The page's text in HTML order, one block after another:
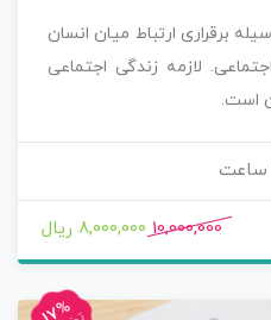
برقراری ارتباط میان انسان
لازمه زندگی اجتماعی
است.
10,000,000 8,000,000 ریال
17%